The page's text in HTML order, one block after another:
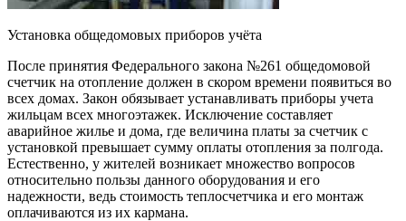
Установка общедомовых приборов учёта
После принятия Федерального закона №261 общедомовой
счетчик на отопление должен в скором времени появиться во
всех домах. Закон обязывает устанавливать приборы учета
жильцам всех многоэтажек. Исключение составляет
аварийное жилье и дома, где величина платы за счетчик с
установкой превышает сумму оплаты отопления за полгода.
Естественно, у жителей возникает множество вопросов
относительно пользы данного оборудования и его
надежности, ведь стоимость теплосчетчика и его монтаж
оплачиваются из их кармана.